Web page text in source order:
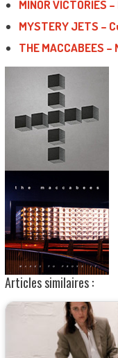
MINOR
MYSTERY JETS –
THE MACCABEES
Articles similaires :